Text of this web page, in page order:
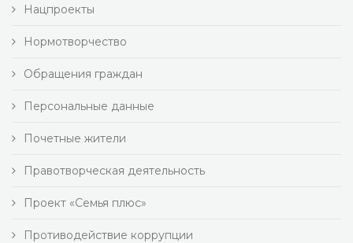
Нацпроекты
Нормотворчество
Обращения граждан
Персональные данные
Почетные жители
Правотворческая деятельность
Проект «Семья плюс»
Противодействие коррупции